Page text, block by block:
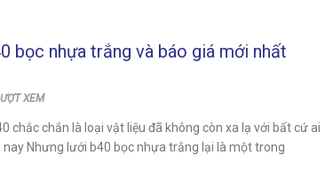
bọc nhựa trắng và báo giá mới nhất
XEM
chắc chắn là loại vật liệu đã không còn xa lạ với bất cứ ai
Nhưng lưới b40 bọc nhựa trắng lại là một trong